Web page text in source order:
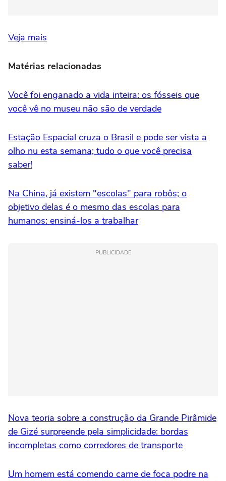
Veja mais
Matérias relacionadas
Você foi enganado a vida inteira: os fósseis que
você vê no museu não são de verdade
Estação Espacial cruza o Brasil e pode ser vista a
olho nu esta semana; tudo o que você precisa
saber!
Na China, já existem "escolas" para robôs; o
objetivo delas é o mesmo das escolas para
humanos: ensiná-los a trabalhar
PUBLICIDADE
Nova teoria sobre a construção da Grande Pirâmide
de Gizé surpreende pela simplicidade: bordas
incompletas como corredores de transporte
Um homem está comendo carne de foca podre na